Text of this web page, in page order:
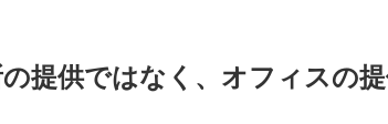
提供ではなく、オフィスの